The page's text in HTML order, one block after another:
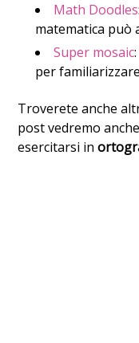
Math Doodles
matematica può
Super mosaic
per
Troverete anche
post vedremo
esercitarsi in